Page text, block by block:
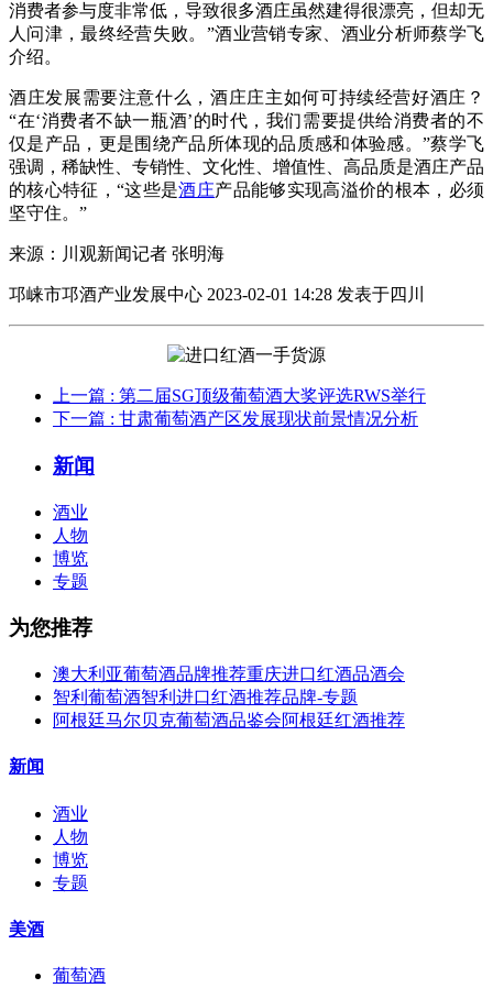
消费者参与度非常低，导致很多酒庄虽然建得很漂亮，但却无
人问津，最终经营失败。”酒业营销专家、酒业分析师蔡学飞
介绍。
酒庄发展需要注意什么，酒庄庄主如何可持续经营好酒庄？
“在‘消费者不缺一瓶酒’的时代，我们需要提供给消费者的不
仅是产品，更是围绕产品所体现的品质感和体验感。”蔡学飞
强调，稀缺性、专销性、文化性、增值性、高品质是酒庄产品
的核心特征，“这些是酒庄产品能够实现高溢价的根本，必须
坚守住。”
来源：川观新闻记者 张明海
邛崃市邛酒产业发展中心 2023-02-01 14:28 发表于四川
上一篇 : 第二届SG顶级葡萄酒大奖评选RWS举行
下一篇 : 甘肃葡萄酒产区发展现状前景情况分析
新闻
酒业
人物
博览
专题
为您推荐
澳大利亚葡萄酒品牌推荐重庆进口红酒品酒会
智利葡萄酒智利进口红酒推荐品牌-专题
阿根廷马尔贝克葡萄酒品鉴会阿根廷红酒推荐
新闻
酒业
人物
博览
专题
美酒
葡萄酒